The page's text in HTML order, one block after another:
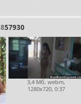
857930
3,4 Мб, webm,
1280x720, 0:37